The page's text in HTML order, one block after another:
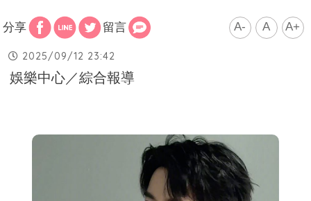
分享 留言 A- A A+
2025/09/12 23:42
娛樂中心／綜合報導